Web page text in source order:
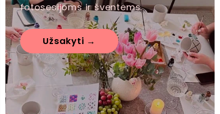
fotosesijoms ir šventėms.
Užsakyti →